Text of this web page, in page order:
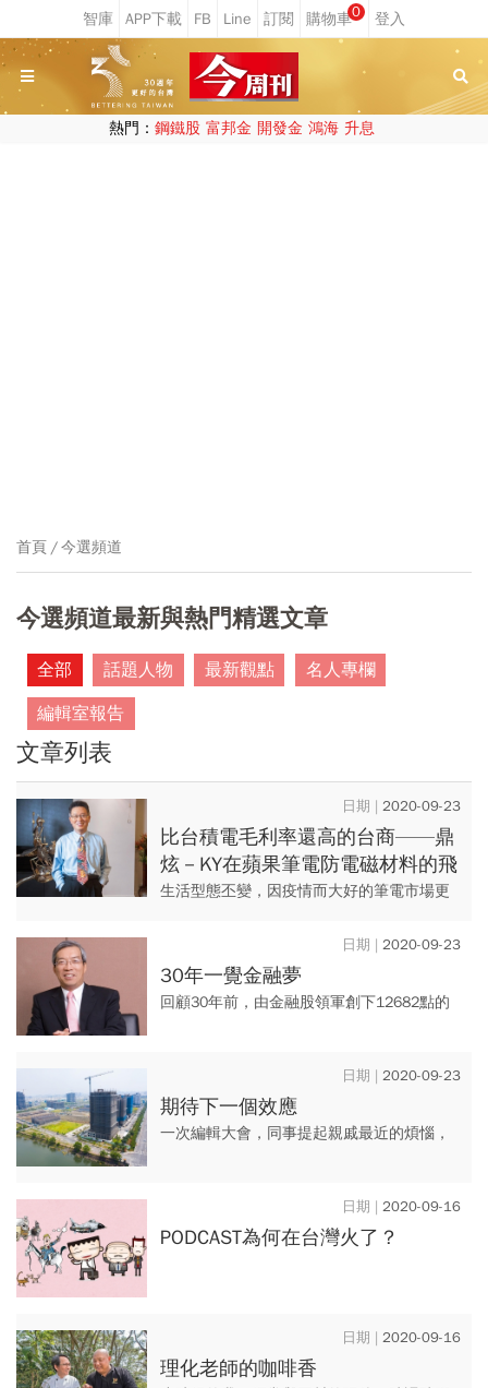
0
熱門： 鋼鐵股 富邦金 開發金 鴻海 升息
首頁 今選頻道
今選頻道最新與熱門精選文章
全部 話題人物 最新觀點
名人專欄
編輯室報告
文章列表
2020-09-23
比台積電毛利率還高的台商——鼎
炫－KY在蘋果筆電防電磁材料的飛
揚
生活型態丕變，因疫情而大好的筆電市場更
動裝置處於4G升級5G的轉型世代，加上近期
蘋果發表新品，供應...
2020-09-23
30年一覺金融夢
回顧30年前，由金融股領軍創下12682點的
2020-09-23
期待下一個效應
一次編輯大會，同事提起親戚最近的煩惱，
的幾戶老舊房子，租金幾乎...
2020-09-16
PODCAST為何在台灣火了？
2020-09-16
理化老師的咖啡香